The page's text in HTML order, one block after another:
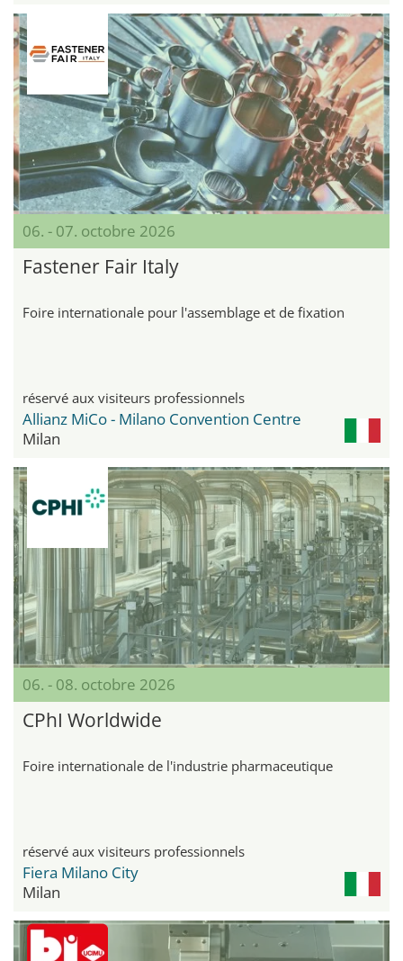
06. - 07. octobre 2026
Fastener Fair Italy
Foire internationale pour l'assemblage et de fixation
réservé aux visiteurs professionnels
Allianz MiCo - Milano Convention Centre
Milan
06. - 08. octobre 2026
CPhI Worldwide
Foire internationale de l'industrie pharmaceutique
réservé aux visiteurs professionnels
Fiera Milano City
Milan